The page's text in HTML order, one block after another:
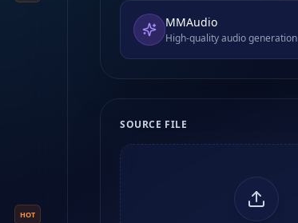
HOT
MMAudio
High-quality audio generation
SOURCE FILE